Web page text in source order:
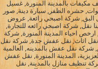
مكيفات بالمدينة المنورة, غسيل
حشره الظفر, سيارة دينة, صور
شركة اصبحي رائعة, عروض
2022, مكان والو, دينا نقل, شركة اصبحي رائعه للتجارة,
احياء المدينة المنورة, شركة
اثاث, نقل عفش جدة, شركة نقل
نقل عفش بالمدينه, العالمية
المدينة المنورة, نقل عفش
تنظيف منازل بالمدينة, نقل